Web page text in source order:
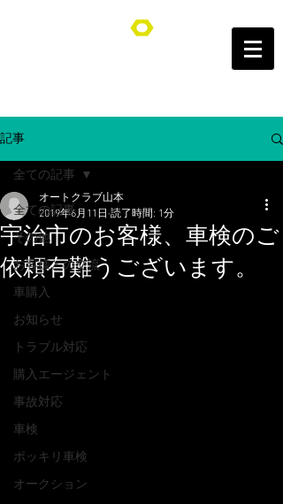
オートクラブ山本/Auto Club YAMAMOTO
記事
全ての記事
その他
お客様との交流
車購入
お知らせ
トラブル対応
購入エージェント
事故対応
車検
ポッキリ車検
オークション
全ての記事
宇治市のお客様、車検のご
依頼有難うございます。
オートクラブ山本
2019年6月11日 読了時間: 1分